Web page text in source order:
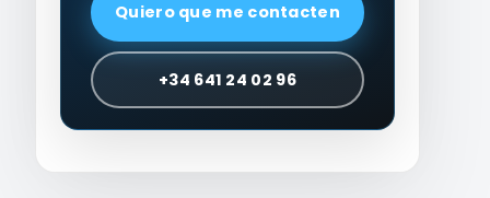
Quiero que me contacten
+34 641 24 02 96